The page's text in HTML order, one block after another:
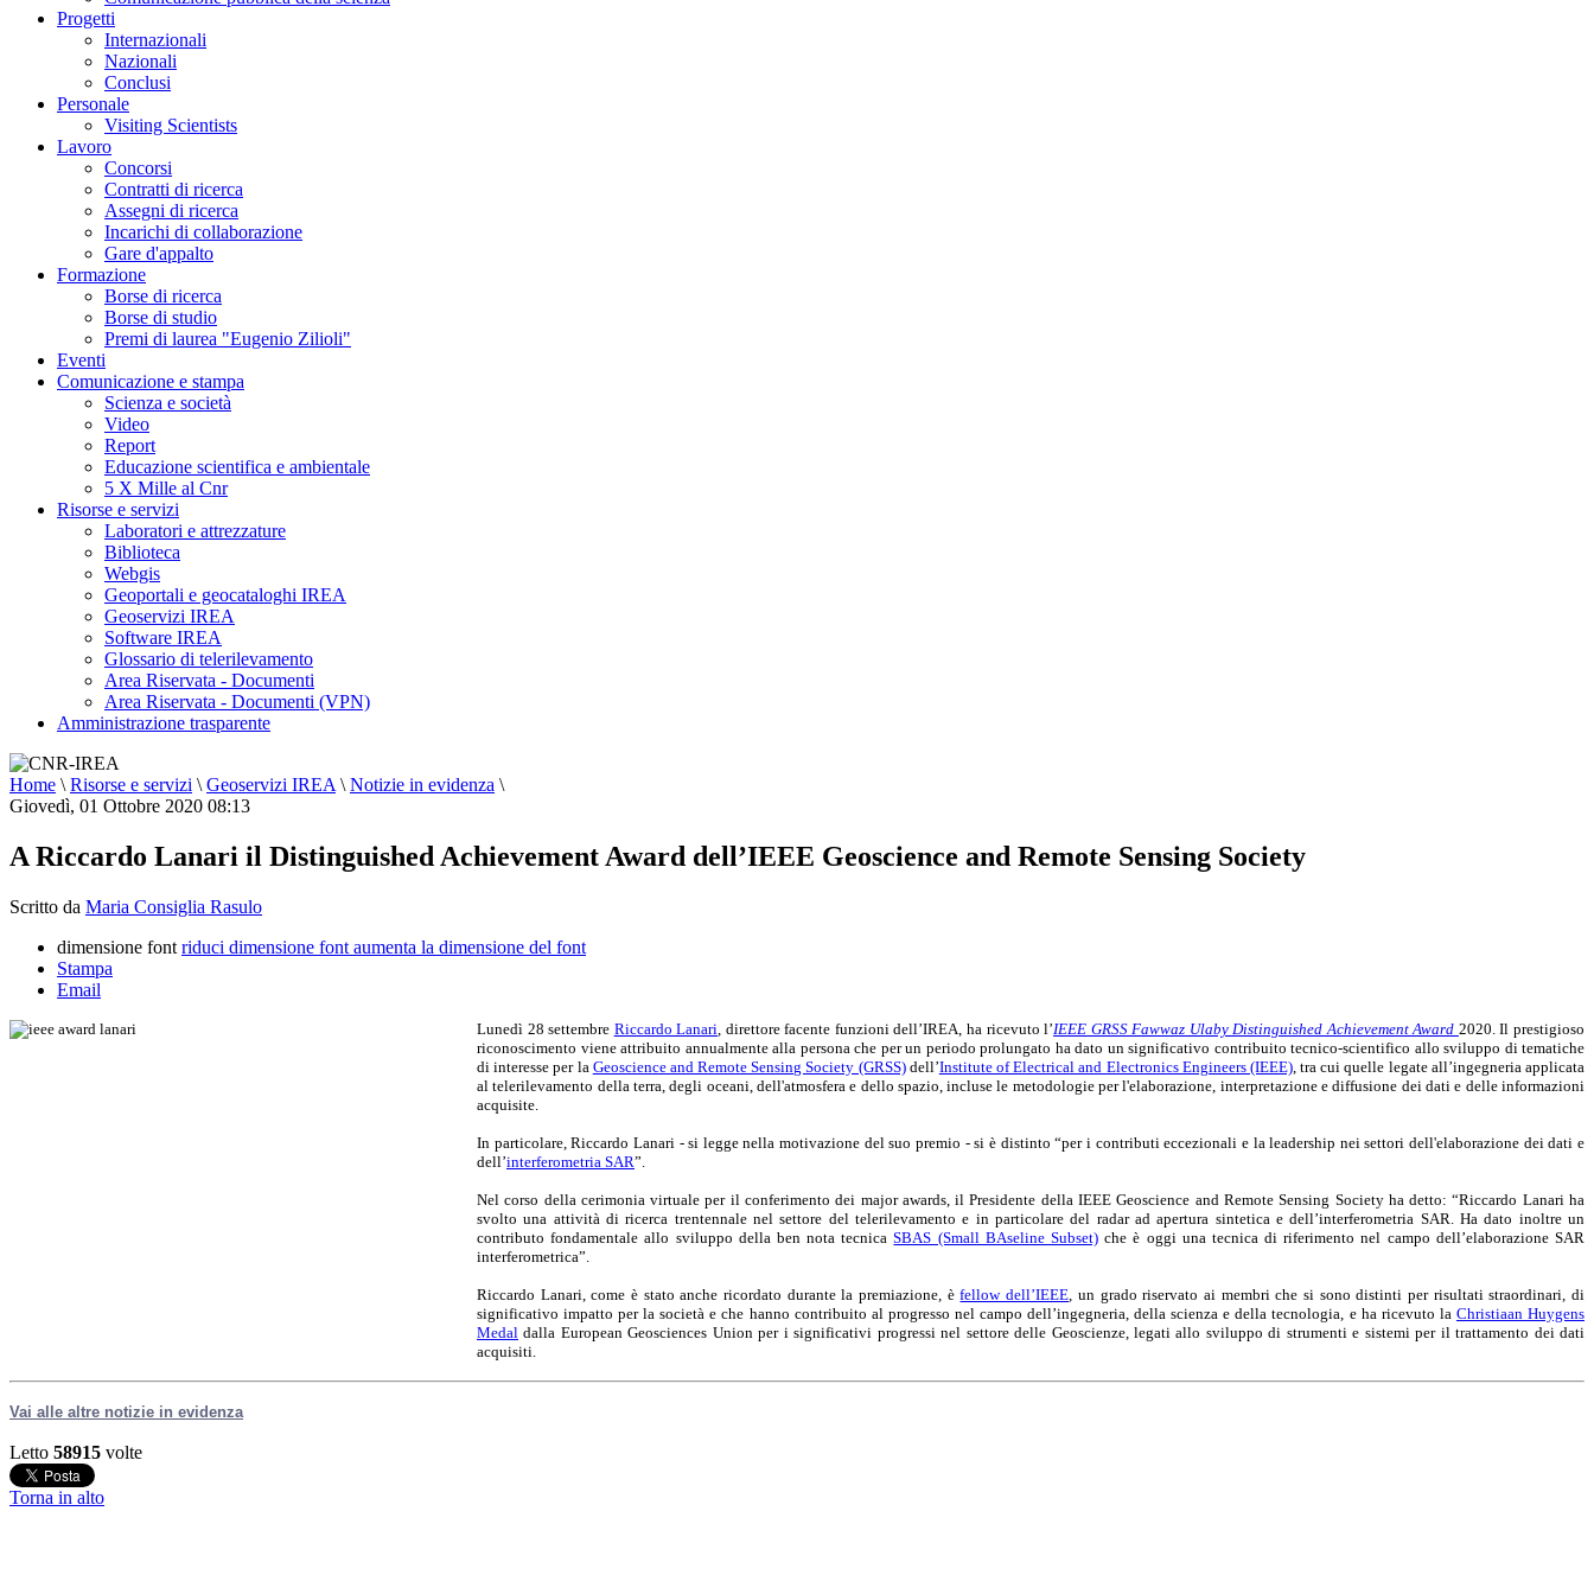
Progetti
Internazionali
Nazionali
Conclusi
Personale
Visiting Scientists
Lavoro
Concorsi
Contratti di ricerca
Assegni di ricerca
Incarichi di collaborazione
Gare d'appalto
Formazione
Borse di ricerca
Borse di studio
Premi di laurea "Eugenio Zilioli"
Eventi
Comunicazione e stampa
Scienza e società
Video
Report
Educazione scientifica e ambientale
5 X Mille al Cnr
Risorse e servizi
Laboratori e attrezzature
Biblioteca
Webgis
Geoportali e geocataloghi IREA
Geoservizi IREA
Software IREA
Glossario di telerilevamento
Area Riservata - Documenti
Area Riservata - Documenti (VPN)
Amministrazione trasparente
Home \ Risorse e servizi \ Geoservizi IREA \ Notizie in evidenza \
Giovedì, 01 Ottobre 2020 08:13
A Riccardo Lanari il Distinguished Achievement Award dell’IEEE Geoscience and Remote Sensing Society
Scritto da Maria Consiglia Rasulo
dimensione font riduci dimensione font aumenta la dimensione del font
Stampa
Email
Lunedì 28 settembre Riccardo Lanari , direttore facente funzioni dell’IREA, ha ricevuto l’IEEE GRSS Fawwaz Ulaby Distinguished Achievement Award 2020. Il prestigioso
riconoscimento viene attribuito annualmente alla persona che per un periodo prolungato ha dato un significativo contribuito tecnico-scientifico allo sviluppo di tematiche
di interesse per la Geoscience and Remote Sensing Society (GRSS)dell’Institute of Electrical and Electronics Engineers (IEEE), tra cui quelle legate all’ingegneria applicata
al telerilevamento della terra, degli oceani, dell'atmosfera e dello spazio, incluse le metodologie per l'elaborazione, interpretazione e diffusione dei dati e delle informazioni
acquisite.
In particolare, Riccardo Lanari - si legge nella motivazione del suo premio - si è distinto “per i contributi eccezionali e la leadership nei settori dell'elaborazione dei dati e
dell’interferometria SAR”.
Nel corso della cerimonia virtuale per il conferimento dei major awards, il Presidente della IEEE Geoscience and Remote Sensing Society ha detto: “Riccardo Lanari ha
svolto una attività di ricerca trentennale nel settore del telerilevamento e in particolare del radar ad apertura sintetica e dell’interferometria SAR. Ha dato inoltre un
contributo fondamentale allo sviluppo della ben nota tecnicaSBAS (Small BAseline Subset) che è oggi una tecnica di riferimento nel campo dell’elaborazione SAR
interferometrica”.
Riccardo Lanari, come è stato anche ricordato durante la premiazione, èfellow dell’IEEE , un grado riservato ai membri che si sono distinti per risultati straordinari, di
significativo impatto per la società e che hanno contribuito al progresso nel campo dell’ingegneria, della scienza e della tecnologia, e ha ricevuto la Christiaan Huygens
Medal dalla European Geosciences Union per i significativi progressi nel settore delle Geoscienze, legati allo sviluppo di strumenti e sistemi per il trattamento dei dati
acquisiti.
Vai alle altre notizie in evidenza
Letto 58915 volte
Torna in alto